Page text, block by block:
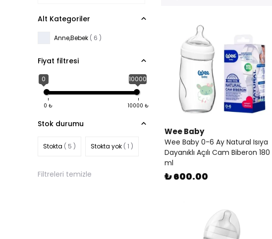
Alt Kategoriler
Anne,Bebek ( 6 )
Fiyat filtresi
0 10000
0 ₺ 10000 ₺
Stok durumu
Stokta ( 5 ) Stokta yok ( 1 )
Filtreleri temizle
Wee Baby
Wee Baby 0-6 Ay Natural Isıya
Dayanıklı Açılı Cam Biberon 180
ml
₺ 600.00